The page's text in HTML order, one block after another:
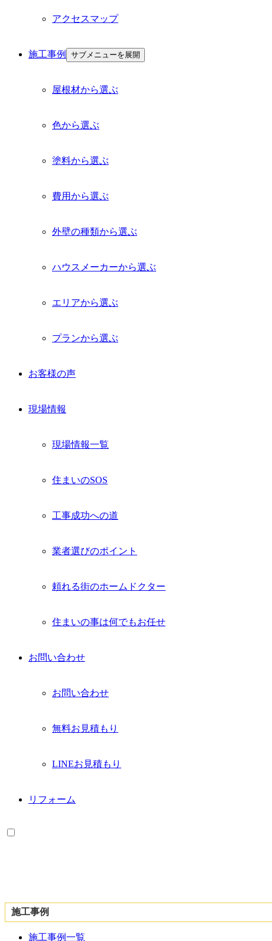
アクセスマップ
施工事例 サブメニューを展開
屋根材から選ぶ
色から選ぶ
塗料から選ぶ
費用から選ぶ
外壁の種類から選ぶ
ハウスメーカーから選ぶ
エリアから選ぶ
プランから選ぶ
お客様の声
現場情報
現場情報一覧
住まいのSOS
工事成功への道
業者選びのポイント
頼れる街のホームドクター
住まいの事は何でもお任せ
お問い合わせ
お問い合わせ
無料お見積もり
LINEお見積もり
リフォーム
施工事例
施工事例一覧